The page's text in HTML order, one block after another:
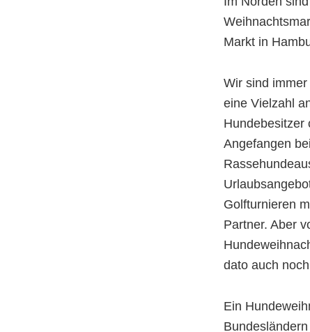
Markt in
Wir sind
eine Vielzahl
Hundebesitzer
Angefangen bei
Golfturnieren
Partner. Aber
dato auch
Ein